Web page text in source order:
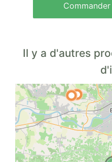
Il y a d'autres